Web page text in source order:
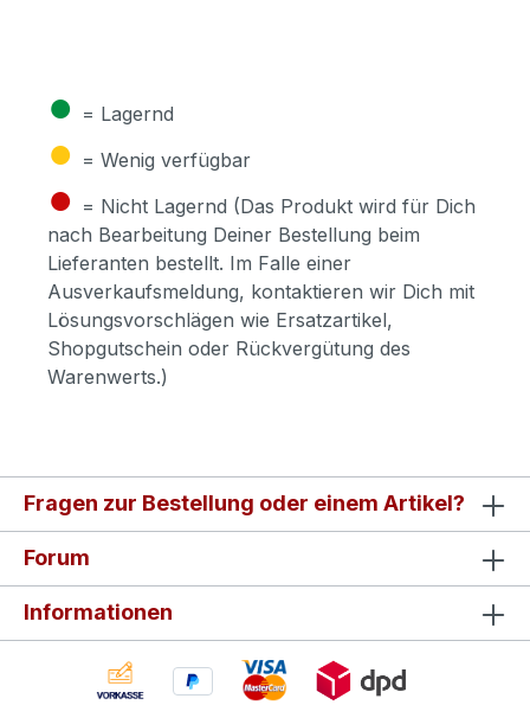
● = Lagernd
● = Wenig verfügbar
● = Nicht Lagernd (Das Produkt wird für Dich
nach Bearbeitung Deiner Bestellung beim
Lieferanten bestellt. Im Falle einer
Ausverkaufsmeldung, kontaktieren wir Dich mit
Lösungsvorschlägen wie Ersatzartikel,
Shopgutschein oder Rückvergütung des
Warenwerts.)
Fragen zur Bestellung oder einem Artikel?
Forum
Informationen